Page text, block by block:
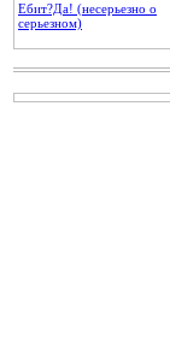
Ебит?Да! (несерьезно о
серьезном)